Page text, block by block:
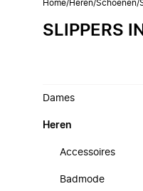
Home/Heren/Schoenen/
SLIPPERS
Dames
Heren
Accessoires
Badmode